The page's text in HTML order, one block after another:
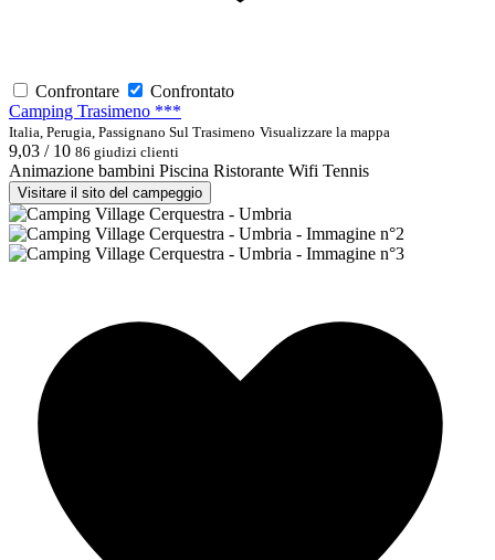
Confrontare
Confrontato
Camping Trasimeno ***
Italia, Perugia, Passignano Sul Trasimeno Visualizzare la mappa
9,03 / 10 86 giudizi clienti
Animazione bambini Piscina Ristorante Wifi Tennis
Visitare il sito del campeggio